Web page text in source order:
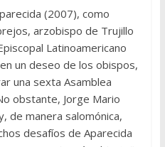
(2007), como
arzobispo de Trujillo
Latinoamericano
un deseo de los obispos,
una sexta Asamblea
obstante, Jorge Mario
de manera salomónica,
desafíos de Aparecida